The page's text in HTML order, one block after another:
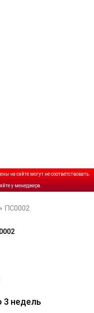
на сайте могут не соответствовать.
у менеджера.
» ПС0002
3 недель